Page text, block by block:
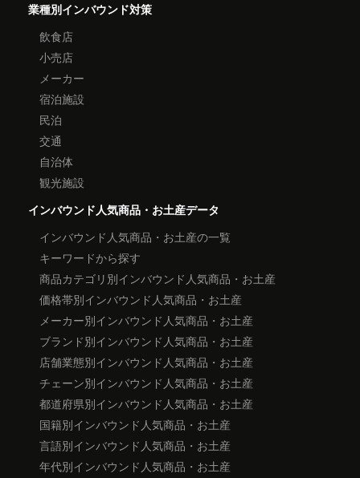
業種別インバウンド対策
飲食店
小売店
メーカー
宿泊施設
民泊
交通
自治体
観光施設
インバウンド人気商品・お土産データ
インバウンド人気商品・お土産の一覧
キーワードから探す
商品カテゴリ別インバウンド人気商品・お土産
価格帯別インバウンド人気商品・お土産
メーカー別インバウンド人気商品・お土産
ブランド別インバウンド人気商品・お土産
店舗業態別インバウンド人気商品・お土産
チェーン別インバウンド人気商品・お土産
都道府県別インバウンド人気商品・お土産
国籍別インバウンド人気商品・お土産
言語別インバウンド人気商品・お土産
年代別インバウンド人気商品・お土産